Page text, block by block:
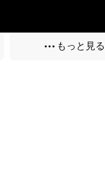
もっと見る